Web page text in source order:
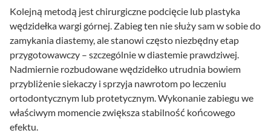
Kolejną metodą jest chirurgiczne podcięcie lub plastyka
wędzidełka wargi górnej. Zabieg ten nie służy sam w sobie do
zamykania diastemy, ale stanowi często niezbędny etap
przygotowawczy – szczególnie w diastemie prawdziwej.
Nadmiernie rozbudowane wędzidełko utrudnia bowiem
przybliżenie siekaczy i sprzyja nawrotom po leczeniu
ortodontycznym lub protetycznym. Wykonanie zabiegu we
właściwym momencie zwiększa stabilność końcowego
efektu.